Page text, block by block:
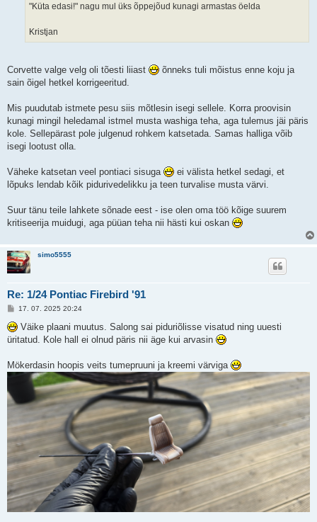
"Küta edasi!" nagu mul üks õppejõud kunagi armastas öelda
Kristjan
Corvette valge velg oli tõesti liiast
õnneks tuli mõistus enne koju ja
sain õigel hetkel korrigeeritud.
Mis puudutab istmete pesu siis mõtlesin isegi sellele. Korra proovisin
kunagi mingil heledamal istmel musta washiga teha, aga tulemus jäi päris
kole. Sellepärast pole julgenud rohkem katsetada. Samas halliga võib
isegi lootust olla.
Väheke katsetan veel pontiaci sisuga
ei välista hetkel sedagi, et
lõpuks lendab kõik pidurivedelikku ja teen turvalise musta värvi.
Suur tänu teile lahkete sõnade eest - ise olen oma töö kõige suurem
kritiseerija muidugi, aga püüan teha nii hästi kui oskan
simo5555
Re: 1/24 Pontiac Firebird '91
P
s
t
i
s
17. 07. 2025 20:24
Väike plaani muutus. Salong sai piduriõlisse visatud ning uuesti
üritatud. Kole hall ei olnud päris nii äge kui arvasin
Mökerdasin hoopis veits tumepruuni ja kreemi värviga